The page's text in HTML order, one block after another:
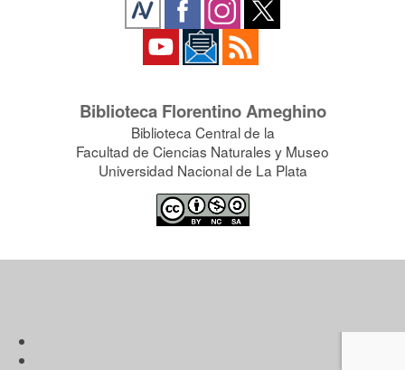
Biblioteca Florentino Ameghino
Biblioteca Central de la
Facultad de Ciencias Naturales y Museo
Universidad Nacional de La Plata